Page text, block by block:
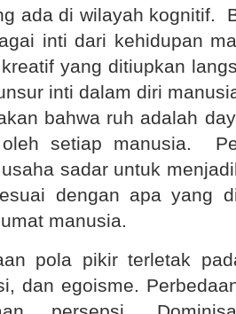
ada di wilayah kognitif.
inti dari kehidupan
yang ditiupkan
inti dalam diri
bahwa ruh adalah
setiap manusia.
sadar untuk
dengan apa yang
manusia.
pola pikir terletak
dan egoisme.